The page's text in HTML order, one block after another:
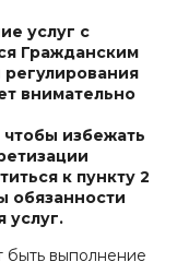
услуг с
Гражданским
внимательно
избежать
к пункту 2
обязанности
услуг.
выполнение